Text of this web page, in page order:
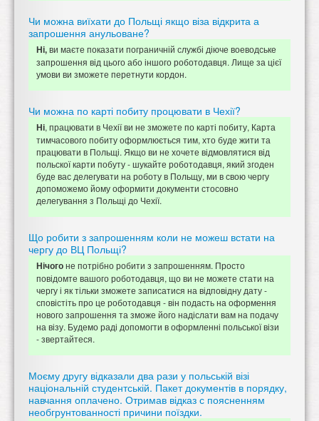
Чи можна виїхати до Польщі якщо віза відкрита а
запрошення анульоване?
Ні,ви маєте показати пограничній службі діюче воеводське
запрошення від цього або іншого роботодавця. Лище за цієї
умови ви зможете перетнути кордон.
Чи можна по карті побиту процювати в Чехії?
Ні, працювати в Чехії ви не зможете по карті побиту, Карта
тимчасового побиту оформлюється тим, хто буде жити та
працювати в Польщі. Якщо ви не хочете відмовлятися від
польскої карти побуту - шукайте роботодавця, який згоден
буде вас делегувати на роботу в Польщу, ми в свою чергу
допоможемо йому оформити документи стосовно
делегування з Польщі до Чехії.
Що робити з запрошенням коли не можеш встати на
чергу до ВЦ Польщі?
Нічогоне потрібно робити з запрошенням. Просто
повідомте вашого роботодавця, що ви не можете стати на
чергу і як тільки зможете записатися на відповідну дату -
сповістіть про це роботодавця - він подасть на оформення
нового запрошення та зможе його надіслати вам на подачу
на візу. Будемо раді допомогти в оформленні польської візи
- звертайтеся.
Моєму другу відказали два рази у польській візі
національній студентській. Пакет документів в порядку,
навчання оплачено. Отримав відказ с поясненням
необгрунтованності причини поїздки.